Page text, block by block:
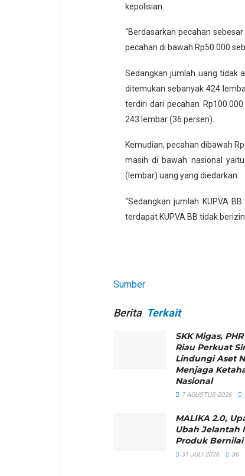
kepolisian.
“Berdasarkan pecahan
pecahan di bawah Rp50.000
Sedangkan jumlah uang tidak
ditemukan sebanyak 424
terdiri dari pecahan
243 lembar (36 persen).
Kemudian, pecahan dibawah
masih di bawah nasional
(lembar) uang yang diedarkan.
“Sedangkan jumlah KUPVA
terdapat KUPVA BB tidak
Sumber
Berita Terkait
SKK Migas,
Riau Perkuat
Lindungi Aset
Menjaga
Nasional
7 AGUSTUS 2026
MALIKA 2.0,
Ubah Jelantah
Produk Bernilai
31 JULI 2026 36